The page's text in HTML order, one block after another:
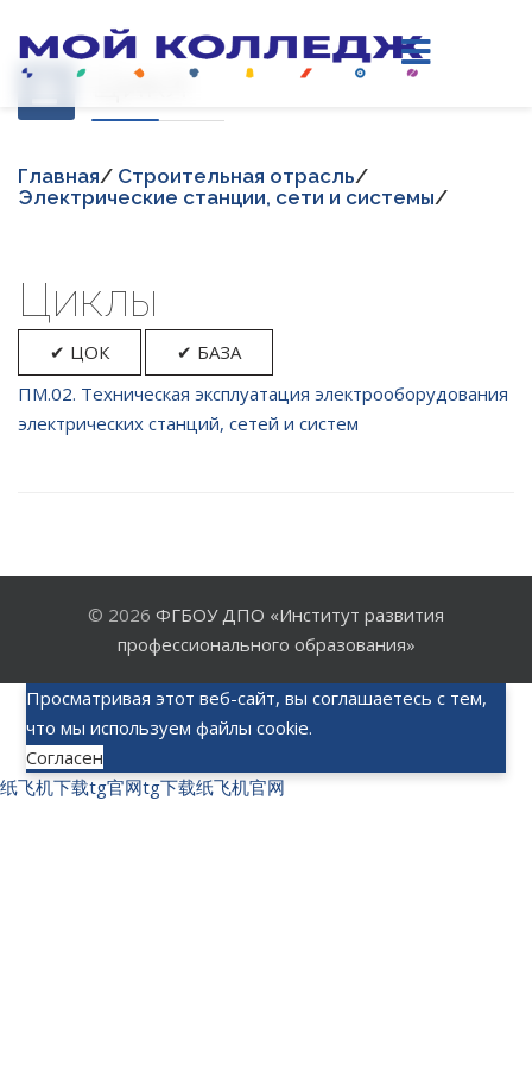
Цикл
Главная/ Строительная отрасль/
Электрические станции, сети и системы/
Циклы
✔ ЦОК
✔ БАЗА
ПМ.02. Техническая эксплуатация электрооборудования
электрических станций, сетей и систем
© 2026 ФГБОУ ДПО «Институт развития
профессионального образования»
Просматривая этот веб-сайт, вы соглашаетесь с тем,
что мы используем файлы cookie.
Согласен
纸飞机下载tg官网tg下载纸飞机官网